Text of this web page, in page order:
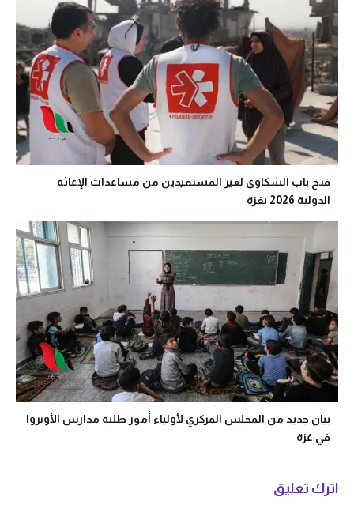
فتح باب الشكاوى لغير المستفيدين من مساعدات الإغاثة
الدولية 2026 بغزة
بيان جديد من المجلس المركزي لأولياء أمور طلبة مدارس الأونروا
في غزة
اترك تعليق